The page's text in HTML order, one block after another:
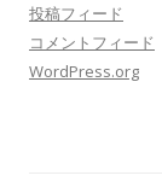
投稿フィード
コメントフィード
WordPress.org